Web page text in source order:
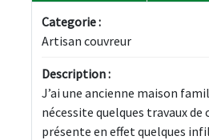
Categorie :
Artisan couvreur
Description :
J’ai une ancienne maison
nécessite quelques travaux
présente en effet quelques